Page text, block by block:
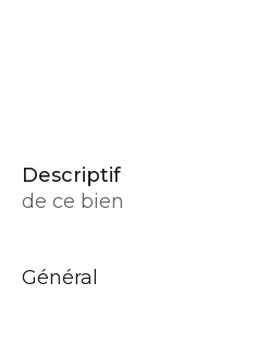
descriptif
de ce bien
Général